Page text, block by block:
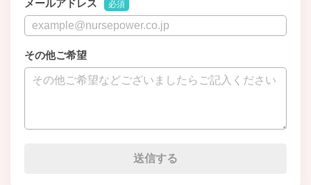
メールアドレス 必須
その他ご希望